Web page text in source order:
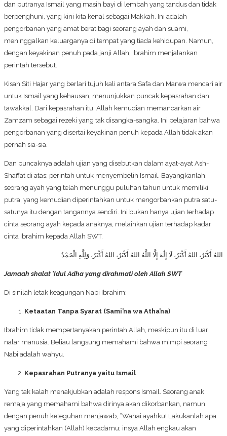
dan putranya Ismail yang masih bayi di lembah yang tandus dan tidak
berpenghuni, yang kini kita kenal sebagai Makkah. Ini adalah
pengorbanan yang amat berat bagi seorang ayah dan suami,
meninggalkan keluarganya di tempat yang tiada kehidupan. Namun,
dengan keyakinan penuh pada janji Allah, Ibrahim menjalankan
perintah tersebut.
Kisah Siti Hajar yang berlari tujuh kali antara Safa dan Marwa mencari air
untuk Ismail yang kehausan, menunjukkan puncak kepasrahan dan
tawakkal. Dari kepasrahan itu, Allah kemudian memancarkan air
Zamzam sebagai rezeki yang tak disangka-sangka. Ini pelajaran bahwa
pengorbanan yang disertai keyakinan penuh kepada Allah tidak akan
pernah sia-sia.
Dan puncaknya adalah ujian yang disebutkan dalam ayat-ayat Ash-
Shaffat di atas: perintah untuk menyembelih Ismail. Bayangkanlah,
seorang ayah yang telah menunggu puluhan tahun untuk memiliki
putra, yang kemudian diperintahkan untuk mengorbankan putra satu-
satunya itu dengan tangannya sendiri. Ini bukan hanya ujian terhadap
cinta seorang ayah kepada anaknya, melainkan ujian terhadap kadar
cinta Ibrahim kepada Allah SWT.
اللهُ أَكْبَرُ، اللهُ أَكْبَرُ، لَا إِلَٰهَ إِلَّا اللَّهُ اللهُ أَكْبَرُ، اللهُ أَكْبَرُ، وَلِلَّهِ الْحَمْدُ
Jamaah shalat ‘Idul Adha yang dirahmati oleh Allah SWT
Di sinilah letak keagungan Nabi Ibrahim:
Ketaatan Tanpa Syarat (Sami’na wa Atha’na)
Ibrahim tidak mempertanyakan perintah Allah, meskipun itu di luar
nalar manusia. Beliau langsung memahami bahwa mimpi seorang
Nabi adalah wahyu.
Kepasrahan Putranya yaitu Ismail
Yang tak kalah menakjubkan adalah respons Ismail. Seorang anak
remaja yang memahami bahwa dirinya akan dikorbankan, namun
dengan penuh keteguhan menjawab, “Wahai ayahku! Lakukanlah apa
yang diperintahkan (Allah) kepadamu; insya Allah engkau akan